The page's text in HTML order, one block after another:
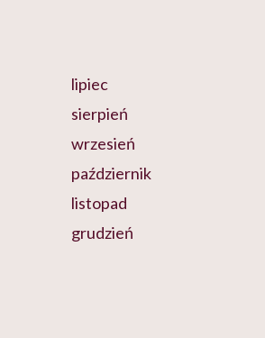
lipiec
sierpień
wrzesień
październik
listopad
grudzień